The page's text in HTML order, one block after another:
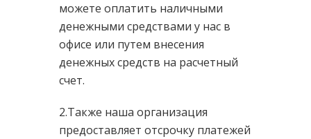
можете оплатить наличными
денежными средствами у нас в
офисе или путем внесения
денежных средств на расчетный
счет.
2.Также наша организация
предоставляет отсрочку платежей